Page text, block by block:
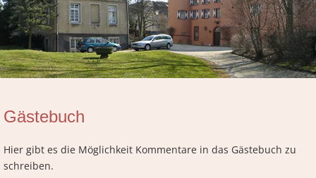
Gästebuch
Hier gibt es die Möglichkeit Kommentare in das Gästebuch zu
schreiben.